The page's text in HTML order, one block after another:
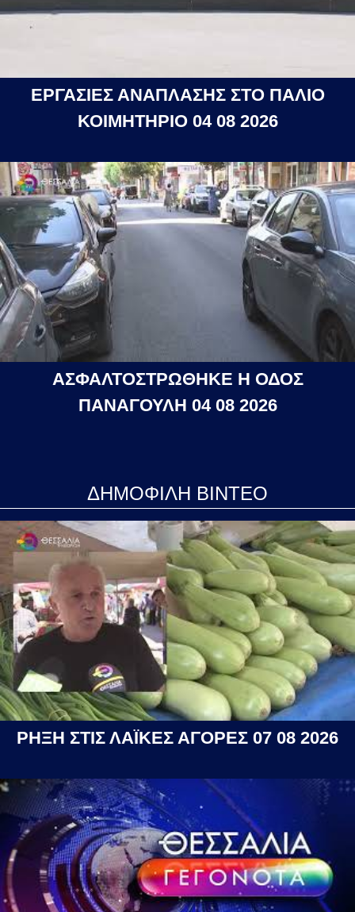
ΕΡΓΑΣΙΕΣ ΑΝΑΠΛΑΣΗΣ ΣΤΟ ΠΑΛΙΟ
ΚΟΙΜΗΤΗΡΙΟ 04 08 2026
ΑΣΦΑΛΤΟΣΤΡΩΘΗΚΕ Η ΟΔΟΣ
ΠΑΝΑΓΟΥΛΗ 04 08 2026
ΔΗΜΟΦΙΛΗ ΒΙΝΤΕΟ
ΡΗΞΗ ΣΤΙΣ ΛΑΪΚΕΣ ΑΓΟΡΕΣ 07 08 2026